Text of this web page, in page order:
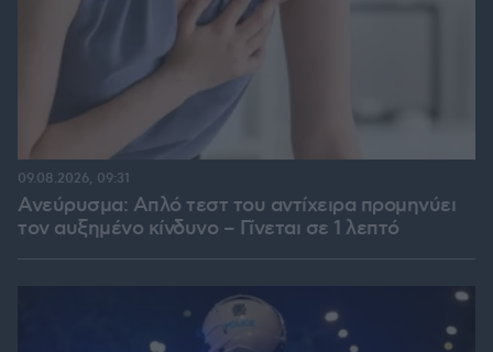
Ανεύρυσμα: Απλό τεστ του αντίχειρα προμηνύει
τον αυξημένο κίνδυνο – Γίνεται σε 1 λεπτό
09.08.2026, 09:31